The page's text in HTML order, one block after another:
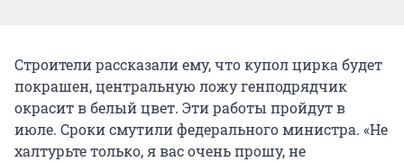
Строители рассказали ему, что купол цирка будет
покрашен, центральную ложу генподрядчик
окрасит в белый цвет. Эти работы пройдут в
июле. Сроки смутили федерального министра. «Не
халтурьте только, я вас очень прошу, не